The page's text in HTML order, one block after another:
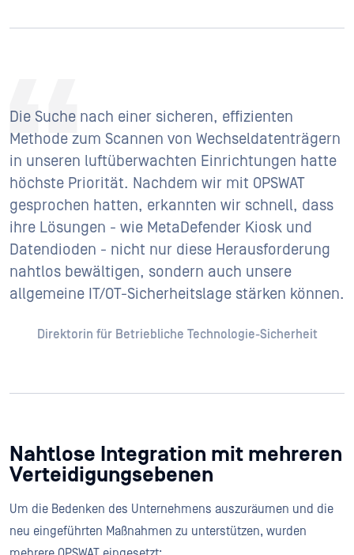
Die Suche nach einer sicheren, effizienten
Methode zum Scannen von Wechseldatenträgern
in unseren luftüberwachten Einrichtungen hatte
höchste Priorität. Nachdem wir mit OPSWAT
gesprochen hatten, erkannten wir schnell, dass
ihre Lösungen - wie MetaDefender Kiosk und
Datendioden - nicht nur diese Herausforderung
nahtlos bewältigen, sondern auch unsere
allgemeine IT/OT-Sicherheitslage stärken können.
Direktorin für Betriebliche Technologie-Sicherheit
Nahtlose Integration mit mehreren
Verteidigungsebenen
Um die Bedenken des Unternehmens auszuräumen und die
neu eingeführten Maßnahmen zu unterstützen, wurden